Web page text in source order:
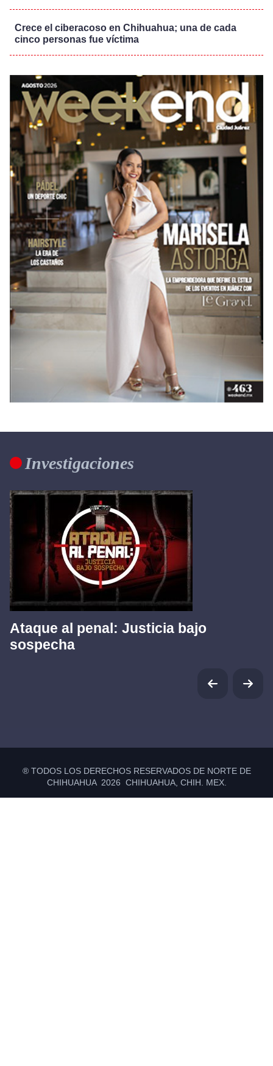
Crece el ciberacoso en Chihuahua; una de cada
cinco personas fue víctima
Investigaciones
Ataque al penal: Justicia bajo
sospecha
® TODOS LOS DERECHOS RESERVADOS DE NORTE DE
CHIHUAHUA 2026 CHIHUAHUA, CHIH. MEX.